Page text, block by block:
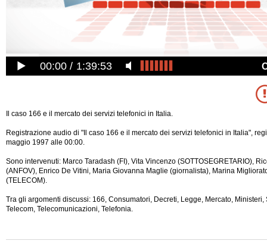
00:00 1:39:53
Il caso 166 e il mercato dei servizi telefonici in Italia.
Registrazione audio di "Il caso 166 e il mercato dei servizi telefonici in Italia",
maggio 1997 alle 00:00.
Sono intervenuti: Marco Taradash (FI), Vita Vincenzo (SOTTOSEGRETARIO),
(ANFOV), Enrico De Vitini, Maria Giovanna Maglie (giornalista), Marina
(TELECOM).
Tra gli argomenti discussi: 166, Consumatori, Decreti, Legge, Mercato, Ministeri,
Telecom, Telecomunicazioni, Telefonia.